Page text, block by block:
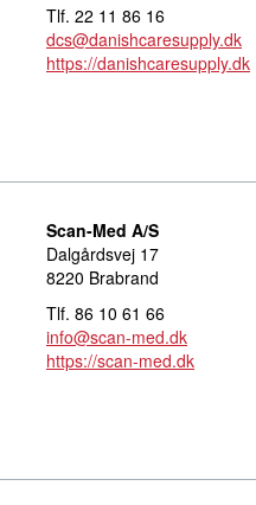
Tlf. 22 11 86 16
dcs@danishcaresupply.dk
https://danishcaresupply.dk
Scan-Med A/S
Dalgårdsvej 17
8220 Brabrand
Tlf. 86 10 61 66
info@scan-med.dk
https://scan-med.dk